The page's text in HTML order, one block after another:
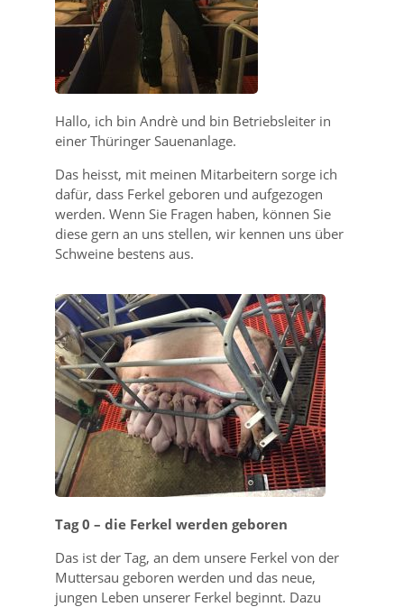
Hallo, ich bin Andrè und bin Betriebsleiter in
einer Thüringer Sauenanlage.
Das heisst, mit meinen Mitarbeitern sorge ich
dafür, dass Ferkel geboren und aufgezogen
werden. Wenn Sie Fragen haben, können Sie
diese gern an uns stellen, wir kennen uns über
Schweine bestens aus.
Tag 0 – die Ferkel werden geboren
Das ist der Tag, an dem unsere Ferkel von der
Muttersau geboren werden und das neue,
jungen Leben unserer Ferkel beginnt. Dazu